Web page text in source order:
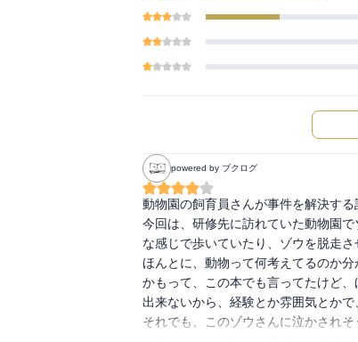
powered by ブクログ
動物園の飼育員さんが事件を解決する
今回は、研修先に訪れていた動物園
な感じで歩いていたり、ゾウを脱走さ
ほんとに、動物って何考えてるのか
かもって、この本でも言ってたけど
出来ないから、経験とか雰囲気とか
それでも、このゾウさんに泣かされ